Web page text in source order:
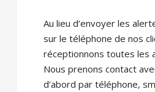
Au lieu d’envoyer les
sur le téléphone de nos
réceptionnons toutes les
Nous prenons contact
d’abord par téléphone,